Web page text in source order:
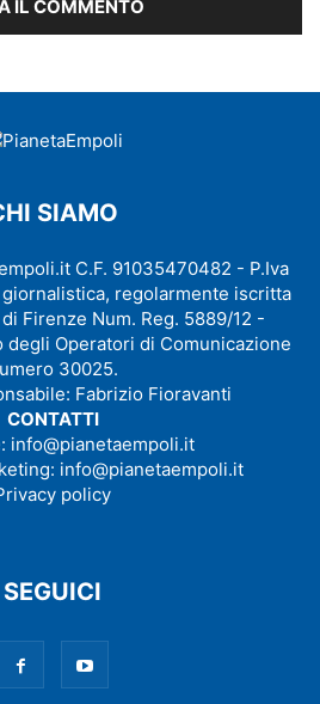
SIAMO
C.F. 91035470482 - P.Iva
regolarmente iscritta
Firenze Num. Reg. 5889/12 -
Operatori di Comunicazione
30025.
Fabrizio Fioravanti
CONTATTI
info@pianetaempoli.it
info@pianetaempoli.it
policy
SEGUICI